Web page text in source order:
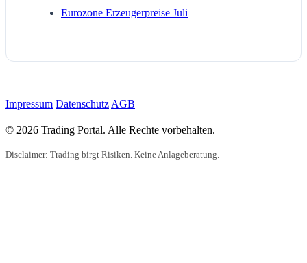
Eurozone Erzeugerpreise Juli
Impressum Datenschutz AGB
© 2026 Trading Portal. Alle Rechte vorbehalten.
Disclaimer: Trading birgt Risiken. Keine Anlageberatung.